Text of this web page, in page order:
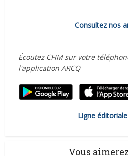
Consultez nos
Écoutez CFIM sur votre
l'application ARCQ
Ligne
Vous